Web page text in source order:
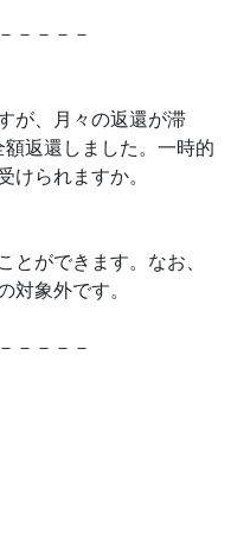
－－－－
が、月々の返還が滞
返還しました。一時的
けられますか。
ができます。なお、
対象外です。
－－－－